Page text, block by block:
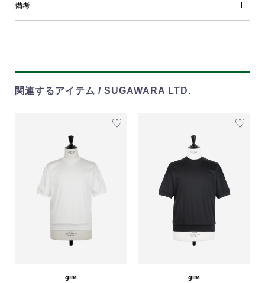
備考
関連するアイテム / SUGAWARA LTD.
gim gim